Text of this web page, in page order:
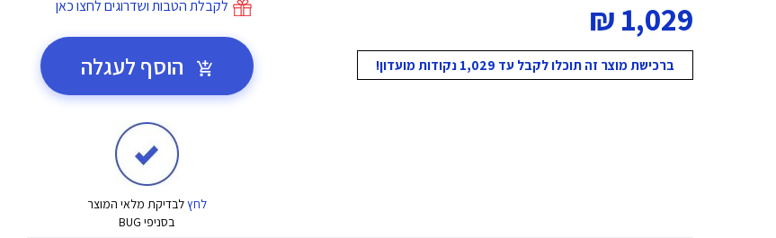
1,029 ₪
ברכישת מוצר זה תוכלו לקבל עד 1,029 נקודות מועדון!
לקבלת הטבות ושדרוגים לחצו כאן
הוסף לעגלה
לחץלבדיקת מלאי המוצר
בסניפי BUG